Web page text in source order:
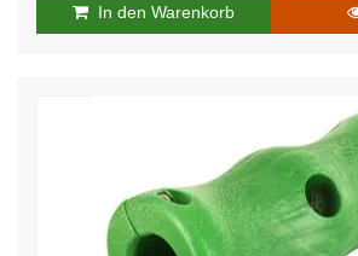
In den Warenkorb